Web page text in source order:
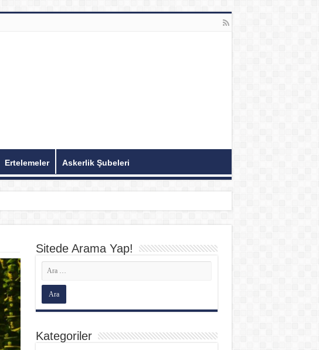
Ertelemeler Askerlik Şubeleri
Sitede Arama Yap!
Kategoriler